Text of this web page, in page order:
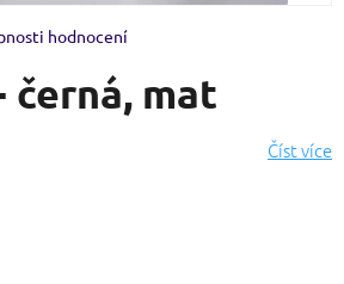
hodnocení
černá, mat
Číst více